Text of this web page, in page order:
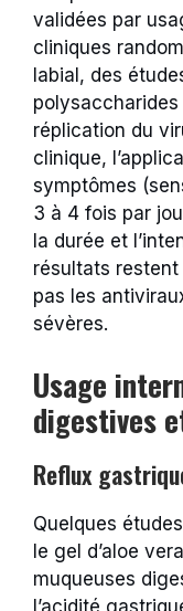
validées par
cliniques
labial, des
polysaccharides
réplication du
clinique,
symptômes
3 à 4 fois par
la durée et
résultats
pas les
sévères.
Usage
digestives
Reflux
Quelques
le gel d’aloe
muqueuses
l’acidité